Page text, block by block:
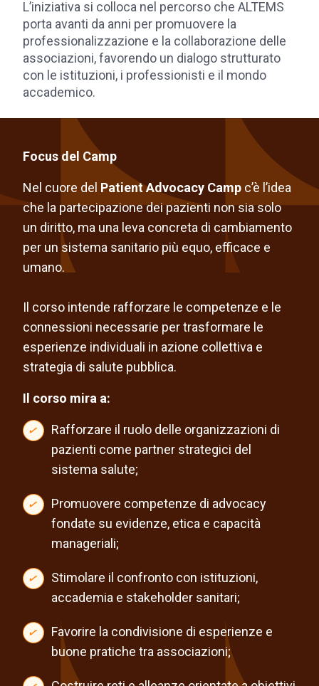
L’iniziativa si colloca nel percorso che ALTEMS
porta avanti da anni per promuovere la
professionalizzazione e la collaborazione delle
associazioni, favorendo un dialogo strutturato
con le istituzioni, i professionisti e il mondo
accademico.
Focus del Camp
Nel cuore del Patient Advocacy Camp c’è l’idea
che la partecipazione dei pazienti non sia solo
un diritto, ma una leva concreta di cambiamento
per un sistema sanitario più equo, efficace e
umano.
Il corso intende rafforzare le competenze e le
connessioni necessarie per trasformare le
esperienze individuali in azione collettiva e
strategia di salute pubblica.
Il corso mira a:
Rafforzare il ruolo delle organizzazioni di
pazienti come partner strategici del
sistema salute;
Promuovere competenze di advocacy
fondate su evidenze, etica e capacità
manageriali;
Stimolare il confronto con istituzioni,
accademia e stakeholder sanitari;
Favorire la condivisione di esperienze e
buone pratiche tra associazioni;